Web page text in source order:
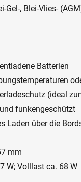
Gel-, Blei-Vlies-
Batterien
(ideal
funkengeschützt
Laden über die
mm
W; Volllast ca. 68 W